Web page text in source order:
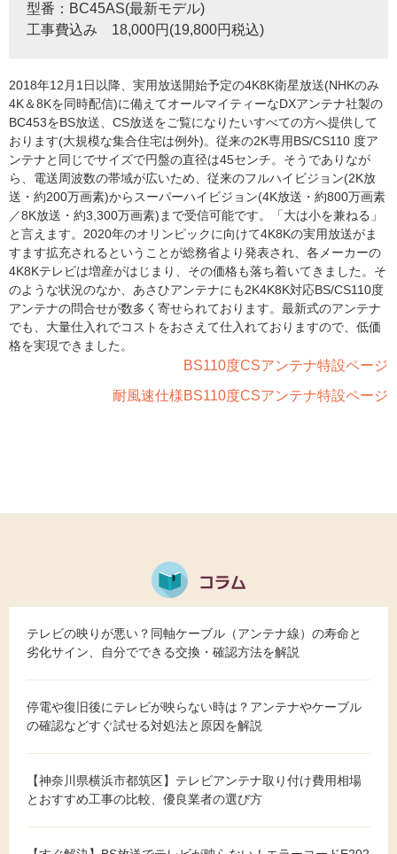
型番：BC45AS(最新モデル)
工事費込み 18,000円(19,800円税込)
2018年12月1日以降、実用放送開始予定の4K8K衛星放送(NHKのみ
4K＆8Kを同時配信)に備えてオールマイティーなDXアンテナ社製の
BC453をBS放送、CS放送をご覧になりたいすべての方へ提供して
おります(大規模な集合住宅は例外)。従来の2K専用BS/CS110 度ア
ンテナと同じでサイズで円盤の直径は45センチ。そうでありなが
ら、電送周波数の帯域が広いため、従来のフルハイビジョン(2K放
送・約200万画素)からスーパーハイビジョン(4K放送・約800万画素
／8K放送・約3,300万画素)まで受信可能です。「大は小を兼ねる」
と言えます。2020年のオリンピックに向けて4K8Kの実用放送がま
すます拡充されるということが総務省より発表され、各メーカーの
4K8Kテレビは増産がはじまり、その価格も落ち着いてきました。そ
のような状況のなか、あさひアンテナにも2K4K8K対応BS/CS110度
アンテナの問合せが数多く寄せられております。最新式のアンテナ
でも、大量仕入れでコストをおさえて仕入れておりますので、低価
格を実現できました。
BS110度CSアンテナ特設ページ
耐風速仕様BS110度CSアンテナ特設ページ
テレビの映りが悪い？同軸ケーブル（アンテナ線）の寿命と
劣化サイン、自分でできる交換・確認方法を解説
停電や復旧後にテレビが映らない時は？アンテナやケーブル
の確認などすぐ試せる対処法と原因を解説
【神奈川県横浜市都筑区】テレビアンテナ取り付け費用相場
とおすすめ工事の比較、優良業者の選び方